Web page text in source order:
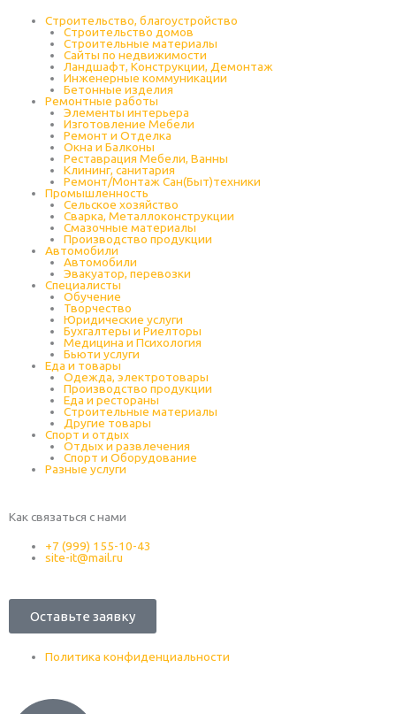
Строительство, благоустройство
Строительство домов
Строительные материалы
Сайты по недвижимости
Ландшафт, Конструкции, Демонтаж
Инженерные коммуникации
Бетонные изделия
Ремонтные работы
Элементы интерьера
Изготовление Мебели
Ремонт и Отделка
Окна и Балконы
Реставрация Мебели, Ванны
Клининг, санитария
Ремонт/Монтаж Сан(Быт)техники
Промышленность
Cельское хозяйство
Сварка, Металлоконструкции
Cмазочные материалы
Производство продукции
Автомобили
Автомобили
Эвакуатор, перевозки
Специалисты
Обучение
Творчество
Юридические услуги
Бухгалтеры и Риелторы
Медицина и Психология
Бьюти услуги
Еда и товары
Одежда, электротовары
Производство продукции
Еда и рестораны
Строительные материалы
Другие товары
Спорт и отдых
Отдых и развлечения
Спорт и Оборудование
Разные услуги
Как связаться с нами
+7 (999) 155-10-43
site-it@mail.ru
Оставьте заявку
Политика конфиденциальности